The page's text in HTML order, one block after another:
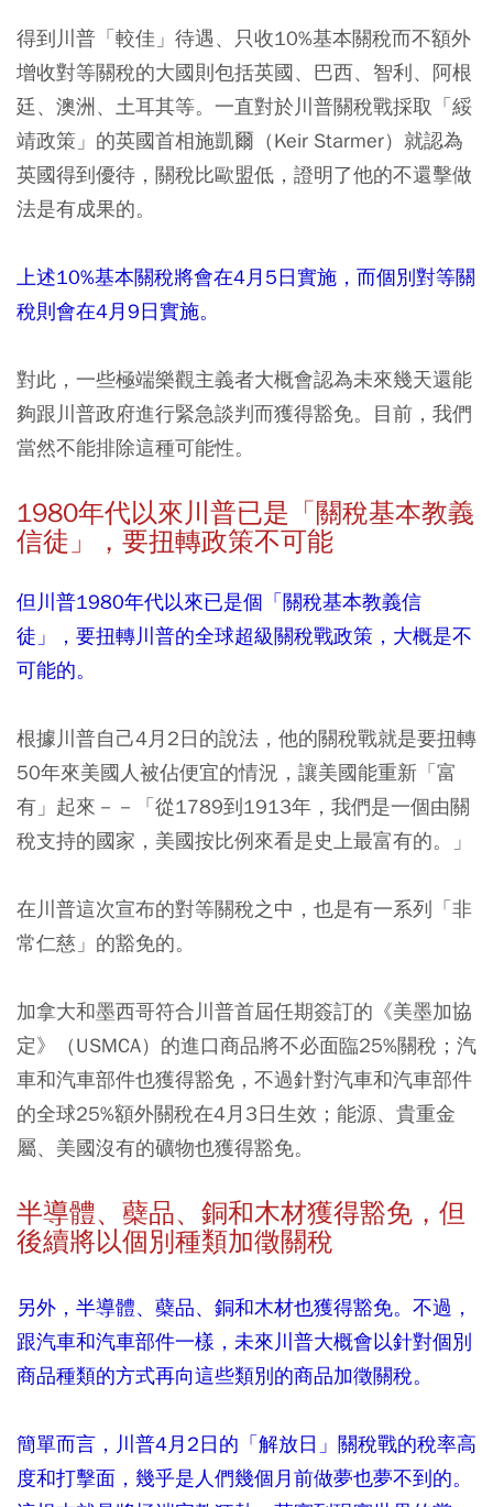
得到川普「較佳」待遇、只收10%基本關稅而不額外
增收對等關稅的大國則包括英國、巴西、智利、阿根
廷、澳洲、土耳其等。一直對於川普關稅戰採取「綏
靖政策」的英國首相施凱爾（Keir Starmer）就認為
英國得到優待，關稅比歐盟低，證明了他的不還擊做
法是有成果的。
上述10%基本關稅將會在4月5日實施，而個別對等關
稅則會在4月9日實施。
對此，一些極端樂觀主義者大概會認為未來幾天還能
夠跟川普政府進行緊急談判而獲得豁免。目前，我們
當然不能排除這種可能性。
1980年代以來川普已是「關稅基本教義
信徒」，要扭轉政策不可能
但川普1980年代以來已是個「關稅基本教義信
徒」，要扭轉川普的全球超級關稅戰政策，大概是不
可能的。
根據川普自己4月2日的說法，他的關稅戰就是要扭轉
50年來美國人被佔便宜的情況，讓美國能重新「富
有」起來－－「從1789到1913年，我們是一個由關
稅支持的國家，美國按比例來看是史上最富有的。」
在川普這次宣布的對等關稅之中，也是有一系列「非
常仁慈」的豁免的。
加拿大和墨西哥符合川普首屆任期簽訂的《美墨加協
定》（USMCA）的進口商品將不必面臨25%關稅；汽
車和汽車部件也獲得豁免，不過針對汽車和汽車部件
的全球25%額外關稅在4月3日生效；能源、貴重金
屬、美國沒有的礦物也獲得豁免。
半導體、蘗品、銅和木材獲得豁免，但
後續將以個別種類加徵關稅
另外，半導體、蘗品、銅和木材也獲得豁免。不過，
跟汽車和汽車部件一樣，未來川普大概會以針對個別
商品種類的方式再向這些類別的商品加徵關稅。
簡單而言，川普4月2日的「解放日」關稅戰的稅率高
度和打擊面，幾乎是人們幾個月前做夢也夢不到的。